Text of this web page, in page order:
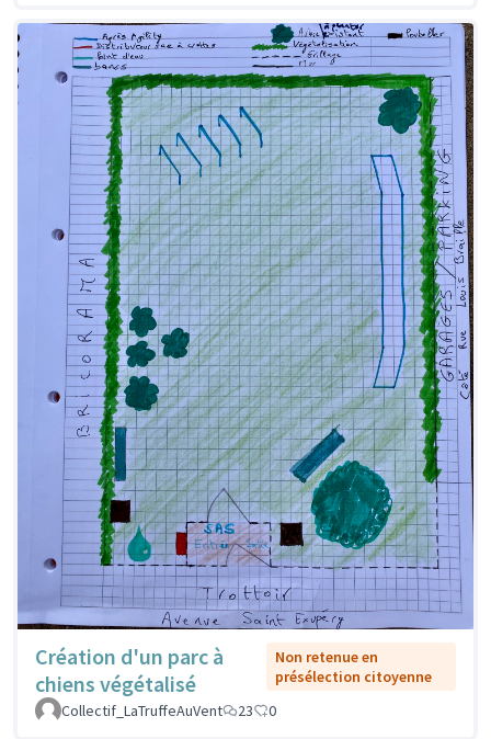
Création d'un parc à
chiens végétalisé
Non retenue en
présélection citoyenne
Collectif_LaTruffeAuVent
23 0